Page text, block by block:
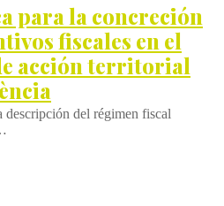
para la concreción
fiscales en el
acción territorial
descripción del régimen fiscal